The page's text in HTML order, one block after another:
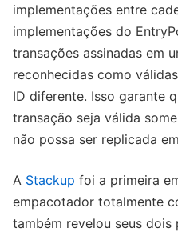
implementações entre
implementações do
transações assinadas em
reconhecidas como
ID diferente. Isso garante
transação seja válida
não possa ser replicada
A Stackup foi a primeira
empacotador totalmente
também revelou seus